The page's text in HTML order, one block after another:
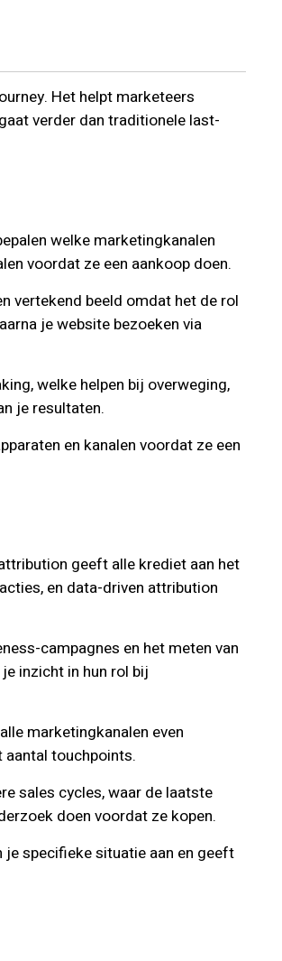
Het helpt marketeers
verder dan traditionele last-
welke marketingkanalen
voordat ze een aankoop doen.
vertekend beeld omdat het de rol
je website bezoeken via
welke helpen bij overweging,
je resultaten.
en kanalen voordat ze een
geeft alle krediet aan het
en data-driven attribution
campagnes en het meten van
inzicht in hun rol bij
marketingkanalen even
aantal touchpoints.
sales cycles, waar de laatste
doen voordat ze kopen.
specifieke situatie aan en geeft